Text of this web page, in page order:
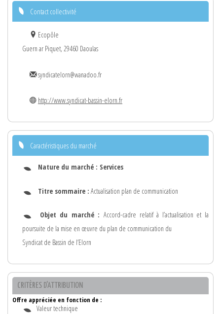
Contact collectivité
Ecopôle
Guern ar Piquet, 29460 Daoulas
syndicatelorn@wanadoo.fr
http://www.syndicat-bassin-elorn.fr
Caractéristiques du marché
Nature du marché : Services
Titre sommaire : Actualisation plan de communication
Objet du marché :Accord-cadre relatif à l’actualisation et la
poursuite de la mise en œuvre du plan de communication du
Syndicat de Bassin de l’Elorn
CRITÈRES D'ATTRIBUTION
Offre appréciée en fonction de :
Valeur technique